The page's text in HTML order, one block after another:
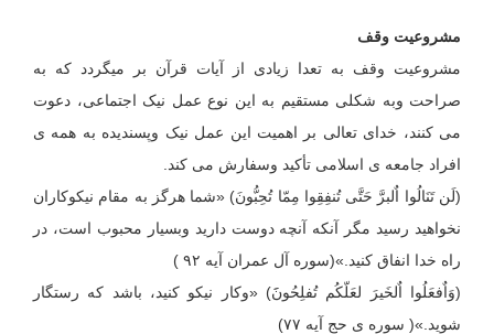
مشروعیت وقف
مشروعیت وقف به تعدا زیادی از آیات قرآن بر میگردد که به
صراحت وبه شکلی مستقیم به این نوع عمل نیک اجتماعی، دعوت
می کنند، خدای تعالی بر اهمیت این عمل نیک وپسندیده به همه ی
افراد جامعه ی اسلامی تأکید وسفارش می کند.
(لَن تَنَالُوا اٌلبرَّ حَتَّی تُنفِقِوا مِمّا تُحِبُّونَ) «شما هرگز به مقام نیکوکاران
نخواهید رسید مگر آنکه آنچه دوست دارید وبسیار محبوب است، در
راه خدا انفاق کنید.»(سوره آل عمران آیه ۹۲ )
(وَاٌفعَلُوا اٌلخَیرَ لعَلّکُم تُفلِحُونََ) «وکار نیکو کنید، باشد که رستگار
شوید.»( سوره ی حج آیه ۷۷)